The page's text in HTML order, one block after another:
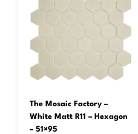
The Mosaic Factory –
White Matt R11 – Hexagon
– 51×95